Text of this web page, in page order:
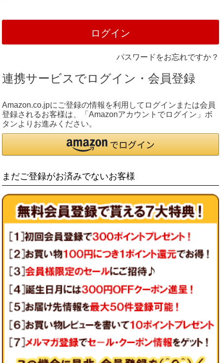
ログイン
パスワードをお忘れですか？
連携サービスでログイン・会員登録
Amazon.co.jpにご登録の情報を利用してログインまたは会員
登録されるお客様は、「Amazonアカウントでログイン」ボ
タンよりお進みください。
まだご登録がお済みでないお客様